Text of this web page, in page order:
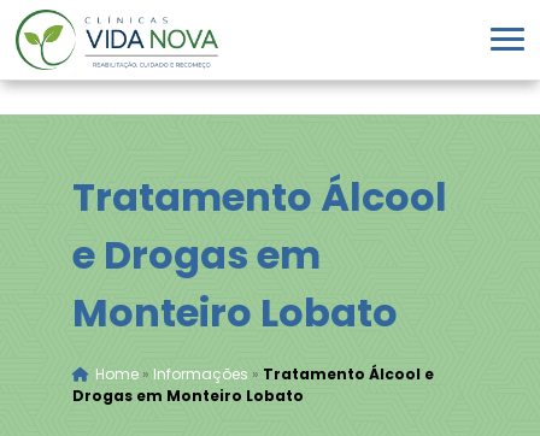
Tratamento Álcool
e Drogas em
Monteiro Lobato
Home» Informações » Tratamento Álcool e
Drogas em Monteiro Lobato